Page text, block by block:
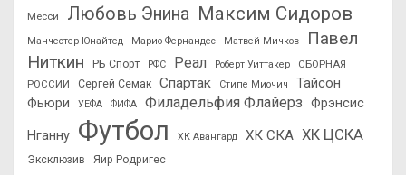
Месси
Любовь Энина Максим Сидоров
Манчестер Юнайтед Марио Фернандес Матвей Мичков
Павел
Ниткин
РБ Спорт РФС Реал Роберт Уиттакер
СБОРНАЯ
РОССИИ
Сергей Семак Спартак Стипе Миочич
Тайсон
Фьюри
УЕФА ФИФА Филадельфия Флайерз Фрэнсис
Нганну Футбол ХК Авангард ХК СКА ХК ЦСКА
Эксклюзив Яир Родригес